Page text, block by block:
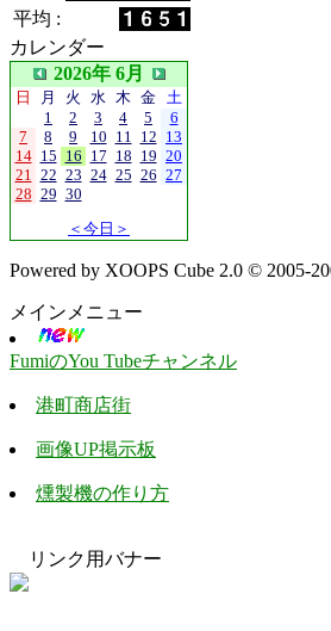
平均 :
カレンダー
2026年 6月
日 月 火 水 木 金 土
1
2 3 4 5
6
7
8 9 10 11 12 13
14 15 16 17 18 19 20
21 22 23 24 25 26 27
28 29 30
＜今日＞
Powered by XOOPS Cube 2.0 © 2005-
メインメニュー
FumiのYou Tubeチャンネル
港町商店街
画像UP掲示板
燻製機の作り方
リンク用バナー